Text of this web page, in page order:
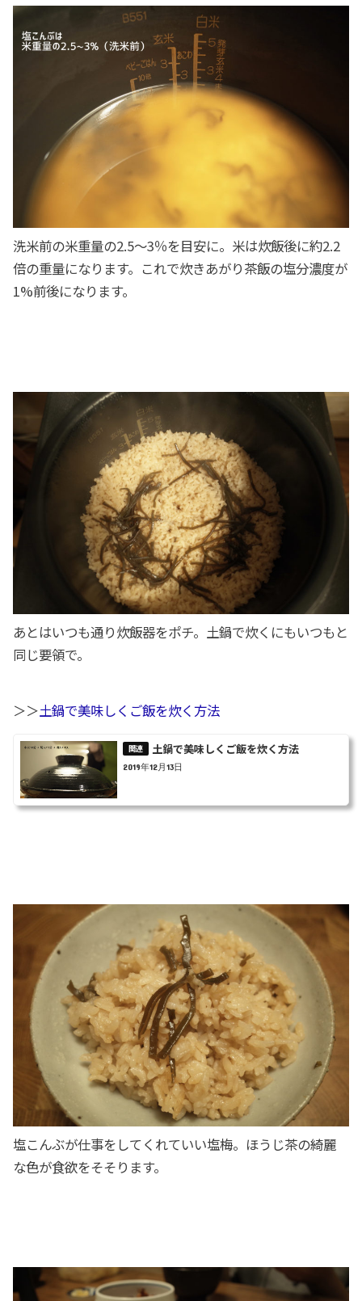
洗米前の米重量の2.5〜3％を目安に。米は炊飯後に約2.2
倍の重量になります。これで炊きあがり茶飯の塩分濃度が
1%前後になります。
あとはいつも通り炊飯器をポチ。土鍋で炊くにもいつもと
同じ要領で。
＞＞土鍋で美味しくご飯を炊く方法
土鍋で美味しくご飯を炊く方法
2019年12月13日
塩こんぶが仕事をしてくれていい塩梅。ほうじ茶の綺麗
な色が食欲をそそります。